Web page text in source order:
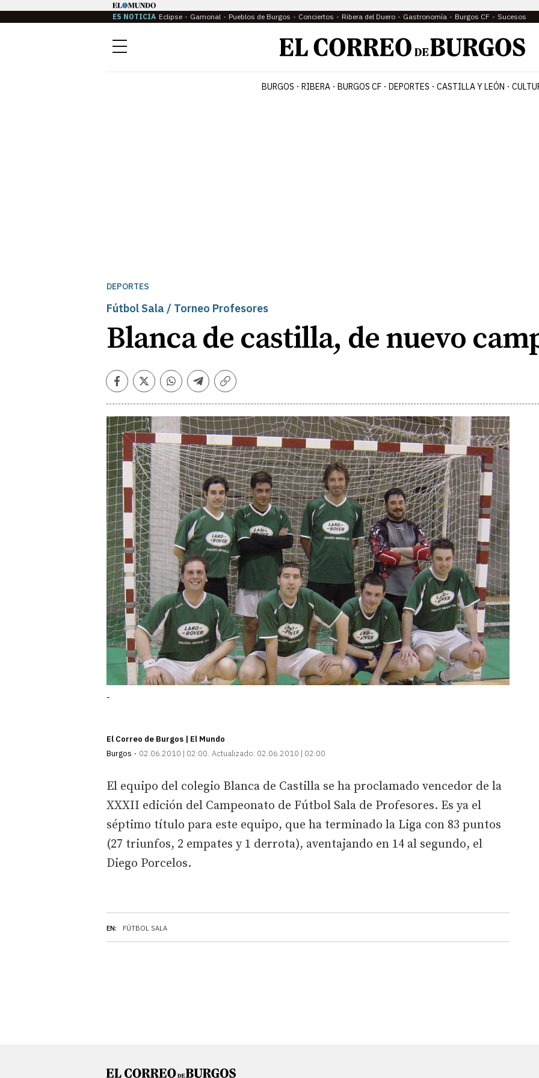
ES NOTICIA Eclipse Gamonal Pueblos de Burgos Conciertos Ribera del Duero Gastronomía Burgos CF Sucesos
Menú
BURGOS RIBERA BURGOS CF DEPORTES CASTILLA Y LEÓN
DEPORTES
Fútbol Sala / Torneo Profesores
Blanca de castilla, de nuevo
Facebook
TwitterWhatsapp
Telegram
Copiar
-
El Correo de Burgos | El Mundo
Burgos
02.06.2010 | 02:00 Actualizado: 02.06.2010 | 02:00
EN: FÚTBOL SALA
El equipo del colegio Blanca de Castilla se ha proclamado vencedor de la
XXXII edición del Campeonato de Fútbol Sala de Profesores. Es ya el
séptimo título para este equipo, que ha terminado la Liga con 83 puntos
(27 triunfos, 2 empates y 1 derrota), aventajando en 14 al segundo, el
Diego Porcelos.